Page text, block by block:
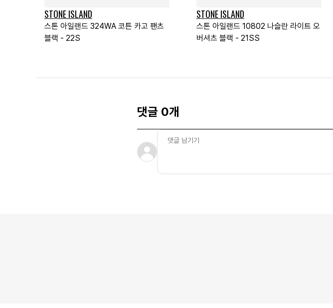
STONE ISLAND
스톤 아일랜드 324WA 코튼 카고 팬츠
블랙 - 22S
STONE ISLAND
스톤 아일랜드 10802 나슬란 라이트 오
버셔츠 블랙 - 21SS
댓글 0개